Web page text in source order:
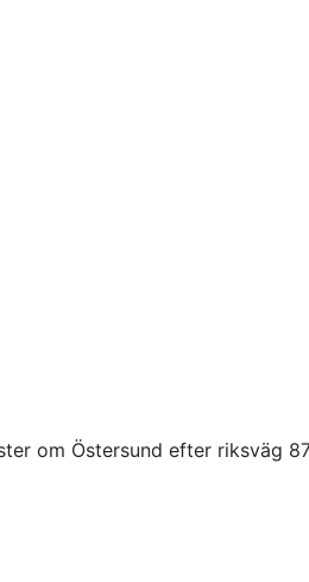
om Östersund efter riksväg